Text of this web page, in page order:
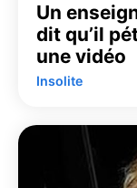
Un
dit qu’il
une vidéo
Insolite